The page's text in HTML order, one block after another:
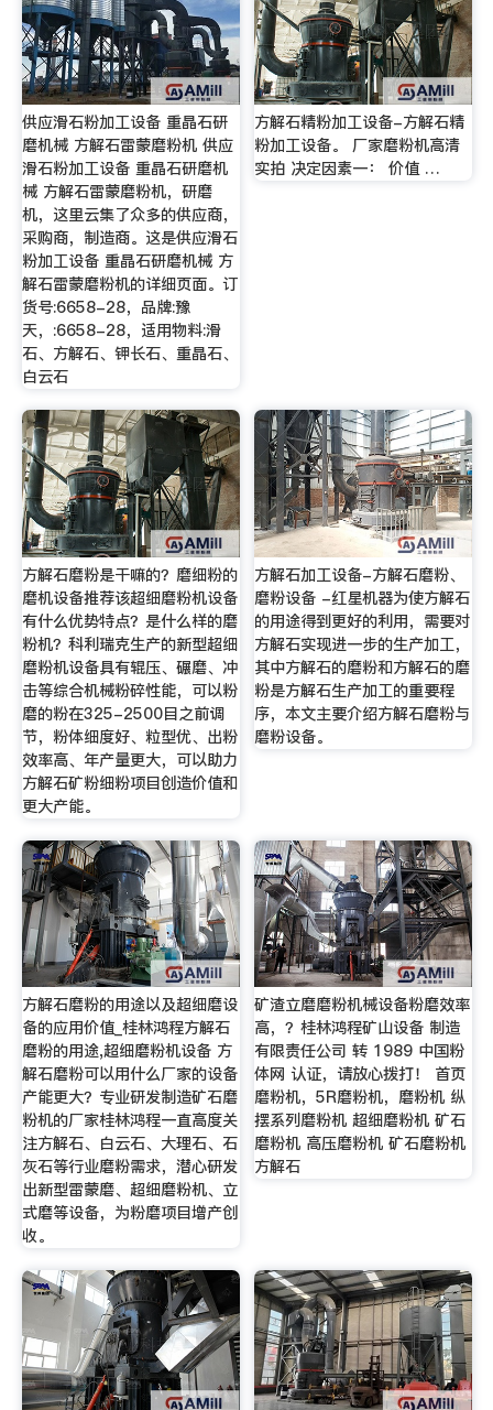
供应滑石粉加工设备 重晶石研
磨机械 方解石雷蒙磨粉机 供应
滑石粉加工设备 重晶石研磨机
械 方解石雷蒙磨粉机，研磨
机，这里云集了众多的供应商，
采购商，制造商。这是供应滑石
粉加工设备 重晶石研磨机械 方
解石雷蒙磨粉机的详细页面。订
货号:6658-28，品牌:豫
天，:6658-28，适用物料:滑
石、方解石、钾长石、重晶石、
白云石
方解石精粉加工设备-方解石精
粉加工设备。 厂家磨粉机高清
实拍 决定因素一： 价值 …
方解石磨粉是干嘛的？磨细粉的
磨机设备推荐该超细磨粉机设备
有什么优势特点？是什么样的磨
粉机？科利瑞克生产的新型超细
磨粉机设备具有辊压、碾磨、冲
击等综合机械粉碎性能，可以粉
磨的粉在325-2500目之前调
节，粉体细度好、粒型优、出粉
效率高、年产量更大，可以助力
方解石矿粉细粉项目创造价值和
更大产能。
方解石加工设备-方解石磨粉、
磨粉设备 -红星机器为使方解石
的用途得到更好的利用，需要对
方解石实现进一步的生产加工，
其中方解石的磨粉和方解石的磨
粉是方解石生产加工的重要程
序，本文主要介绍方解石磨粉与
磨粉设备。
方解石磨粉的用途以及超细磨设
备的应用价值_桂林鸿程方解石
磨粉的用途,超细磨粉机设备 方
解石磨粉可以用什么厂家的设备
产能更大？专业研发制造矿石磨
粉机的厂家桂林鸿程一直高度关
注方解石、白云石、大理石、石
灰石等行业磨粉需求，潜心研发
出新型雷蒙磨、超细磨粉机、立
式磨等设备，为粉磨项目增产创
收。
矿渣立磨磨粉机械设备粉磨效率
高，？桂林鸿程矿山设备 制造
有限责任公司 转 1989 中国粉
体网 认证，请放心拨打！ 首页
磨粉机，5R磨粉机，磨粉机 纵
摆系列磨粉机 超细磨粉机 矿石
磨粉机 高压磨粉机 矿石磨粉机
方解石